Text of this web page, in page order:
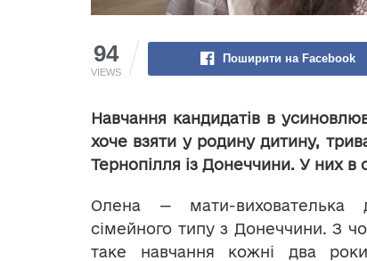
94
VIEWS
Поширити на Facebook
Навчання кандидатів в
хоче взяти у родину дитину,
Тернопілля із Донеччини. У них в
Олена — мати-вихователька
сімейного типу з Донеччини. З
таке навчання кожні два